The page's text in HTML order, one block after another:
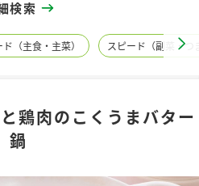
検索
（主食・主菜） スピード（副菜・つ
鶏肉のこくうまバター
鍋